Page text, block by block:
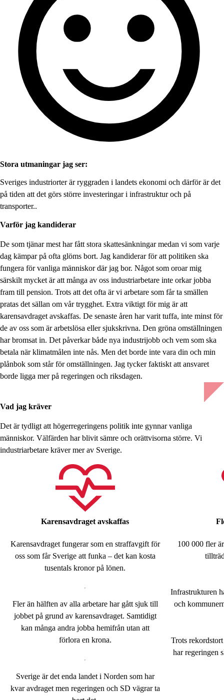
Stora utmaningar jag ser:
Sveriges industriorter är ryggraden i landets ekonomi och därför är det
på tiden att det görs större investeringar i infrastruktur och på
transporter..
Varför jag kandiderar
De som tjänar mest har fått stora skattesänkningar medan vi som varje
dag kämpar på ofta glöms bort. Jag kandiderar för att politiken ska
fungera för vanliga människor där jag bor. Något som oroar mig
särskilt mycket är att många av oss industriarbetare inte orkar jobba
fram till pension. Trots att det ofta är vi arbetare som får ta smällen
pratas det sällan om vår trygghet. Extra viktigt för mig är att
karensavdraget avskaffas. De senaste åren har varit tuffa, inte minst för
de av oss som är arbetslösa eller sjukskrivna. Den gröna omställningen
har bromsat in. Det påverkar både nya industrijobb och vem som ska
betala när klimatmålen inte nås. Men det borde inte vara din och min
plånbok som står för omställningen. Jag tycker faktiskt att ansvaret
borde ligga mer på regeringen och riksdagen.
Vad jag kräver
Det är tydligt att högerregeringens politik inte gynnar vanliga
människor. Välfärden har blivit sämre och orättvisorna större. Vi
industriarbetare kräver mer av Sverige.
Karensavdraget avskaffas
Karensavdraget fungerar som en straffavgift för
oss som får Sverige att funka – det kan kosta
tusentals kronor på lönen.
Fler än hälften av alla arbetare har gått sjuk till
jobbet på grund av karensavdraget. Samtidigt
kan många andra jobba hemifrån utan att
förlora en krona.
Sverige är det enda landet i Norden som har
kvar avdraget men regeringen och SD vägrar ta
100 000 fler
Infrastrukturen
och
Trots
har regeringen